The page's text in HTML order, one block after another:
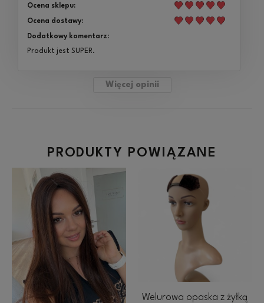
Ocena sklepu:
Ocena dostawy:
Dodatkowy komentarz:
Produkt jest SUPER.
Więcej opinii
PRODUKTY POWIĄZANE
Welurowa opaska z żyłką